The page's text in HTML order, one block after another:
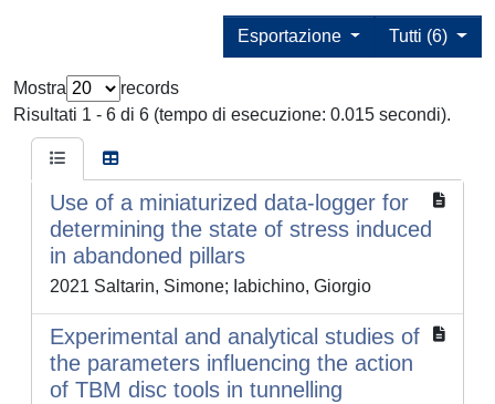
Tutti (6)
Esportazione
Mostra
records
Risultati 1 - 6 di 6 (tempo di esecuzione: 0.015 secondi).
Use of a miniaturized data-logger for
determining the state of stress induced
in abandoned pillars
2021 Saltarin, Simone; Iabichino, Giorgio
Experimental and analytical studies of
the parameters influencing the action
of TBM disc tools in tunnelling